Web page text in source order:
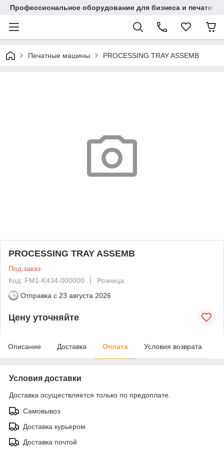
Профессиональное оборудование для бизнеса и печати в
Печатные машины PROCESSING TRAY ASSEMB
PROCESSING TRAY ASSEMB
Под заказ
Код: FM1-K434-000000
Розница
Отправка с 23 августа 2026
Цену уточняйте
Описание Доставка Оплата Условия возврата
Условия доставки
Доставка осуществляется только по предоплате.
Самовывоз
Доставка курьером
Доставка почтой